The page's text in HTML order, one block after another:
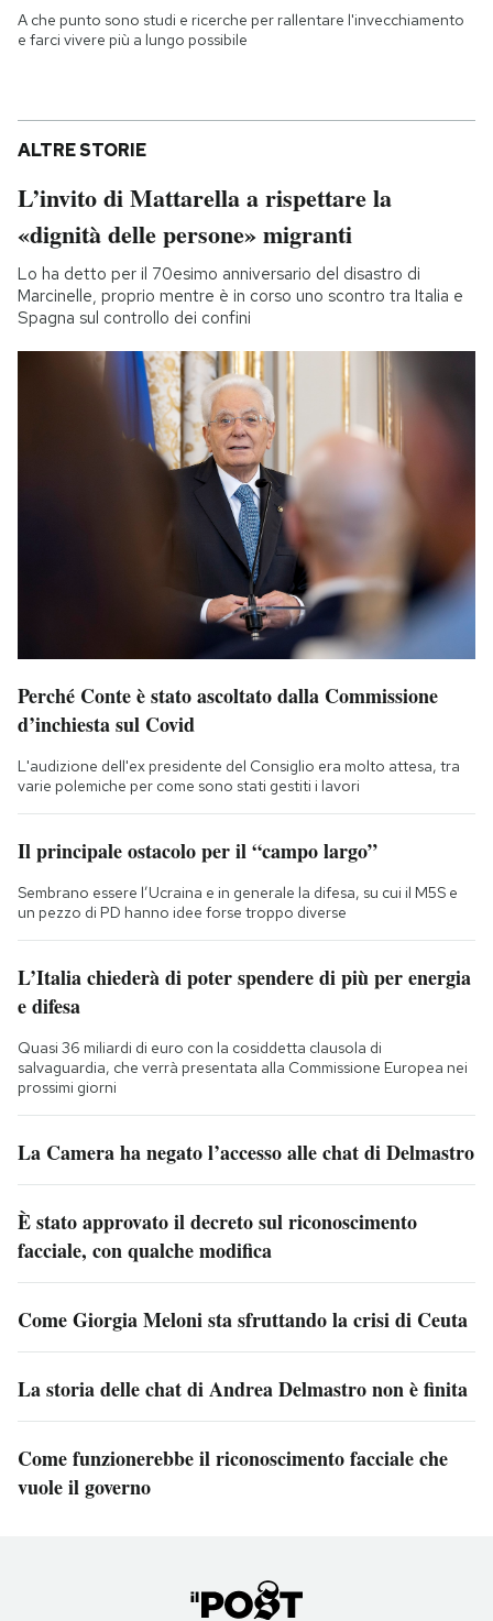
A che punto sono studi e ricerche per rallentare l'invecchiamento
e farci vivere più a lungo possibile
ALTRE STORIE
L’invito di Mattarella a rispettare la
«dignità delle persone» migranti
Lo ha detto per il 70esimo anniversario del disastro di
Marcinelle, proprio mentre è in corso uno scontro tra Italia e
Spagna sul controllo dei confini
Perché Conte è stato ascoltato dalla Commissione
d’inchiesta sul Covid
L'audizione dell'ex presidente del Consiglio era molto attesa, tra
varie polemiche per come sono stati gestiti i lavori
Il principale ostacolo per il “campo largo”
Sembrano essere l’Ucraina e in generale la difesa, su cui il M5S e
un pezzo di PD hanno idee forse troppo diverse
L’Italia chiederà di poter spendere di più per energia
e difesa
Quasi 36 miliardi di euro con la cosiddetta clausola di
salvaguardia, che verrà presentata alla Commissione Europea nei
prossimi giorni
La Camera ha negato l’accesso alle chat di Delmastro
È stato approvato il decreto sul riconoscimento
facciale, con qualche modifica
Come Giorgia Meloni sta sfruttando la crisi di Ceuta
La storia delle chat di Andrea Delmastro non è finita
Come funzionerebbe il riconoscimento facciale che
vuole il governo